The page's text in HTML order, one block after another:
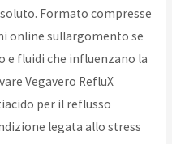
Formato compresse
online sullargomento se
e fluidi che influenzano la
Vegavero RefluX
per il reflusso
legata allo stress